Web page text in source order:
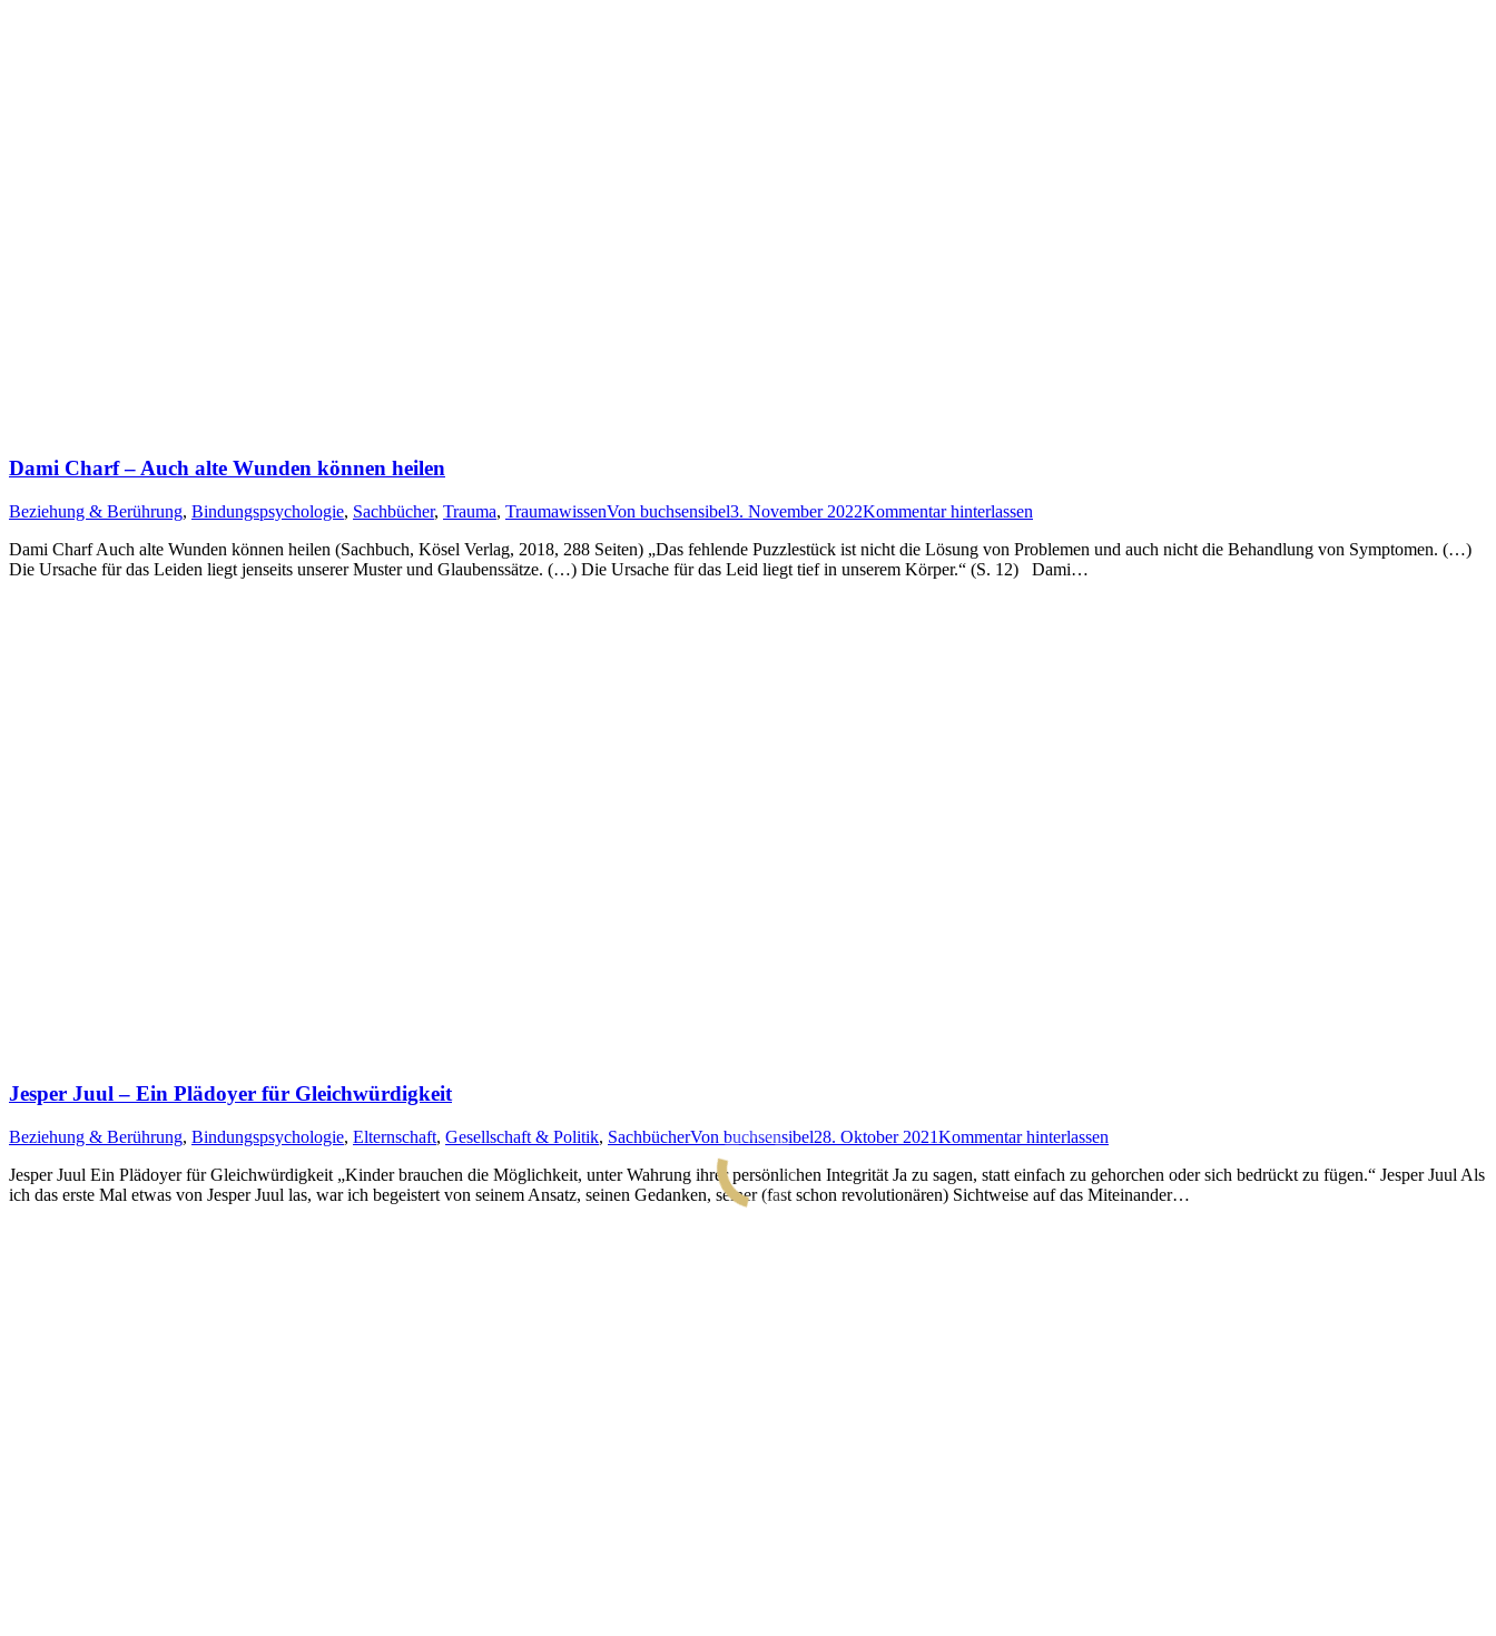
Dami Charf – Auch alte Wunden können heilen
Beziehung & Berührung, Bindungspsychologie, Sachbücher, Trauma, TraumawissenVon buchsensibel3. November 2022Kommentar hinterlassen
Dami Charf Auch alte Wunden können heilen (Sachbuch, Kösel Verlag, 2018, 288 Seiten) „Das fehlende Puzzlestück ist nicht die Lösung von Problemen und auch nicht die Behandlung von Symptomen. (…)
Die Ursache für das Leiden liegt jenseits unserer Muster und Glaubenssätze. (…) Die Ursache für das Leid liegt tief in unserem Körper.“ (S. 12) Dami…
Jesper Juul – Ein Plädoyer für Gleichwürdigkeit
Beziehung & Berührung, Bindungspsychologie, Elternschaft, Gesellschaft & Politik, SachbücherVon buchsensibel28. Oktober 2021Kommentar hinterlassen
Jesper Juul Ein Plädoyer für Gleichwürdigkeit „Kinder brauchen die Möglichkeit, unter Wahrung ihrer persönlichen Integrität Ja zu sagen, statt einfach zu gehorchen oder sich bedrückt zu fügen.“ Jesper Juul Als
ich das erste Mal etwas von Jesper Juul las, war ich begeistert von seinem Ansatz, seinen Gedanken, seiner (fast schon revolutionären) Sichtweise auf das Miteinander…